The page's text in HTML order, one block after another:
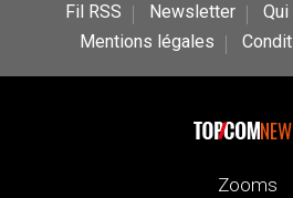
Fil RSS Newsletter
Mentions légales
Zooms